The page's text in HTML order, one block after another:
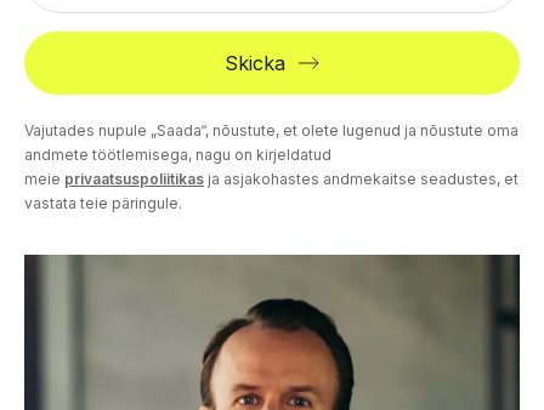
Skicka
Vajutades nupule „Saada“, nõustute, et olete lugenud ja nõustute oma
andmete töötlemisega, nagu on kirjeldatud
meie privaatsuspoliitikas ja asjakohastes andmekaitse seadustes, et
vastata teie päringule.